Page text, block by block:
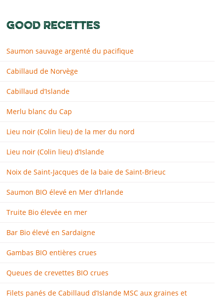
GOOD RECETTES
Saumon sauvage argenté du pacifique
Cabillaud de Norvège
Cabillaud d’Islande
Merlu blanc du Cap
Lieu noir (Colin lieu) de la mer du nord
Lieu noir (Colin lieu) d’Islande
Noix de Saint-Jacques de la baie de Saint-Brieuc
Saumon BIO élevé en Mer d’Irlande
Truite Bio élevée en mer
Bar Bio élevé en Sardaigne
Gambas BIO entières crues
Queues de crevettes BIO crues
Filets panés de Cabillaud d’Islande MSC aux graines et